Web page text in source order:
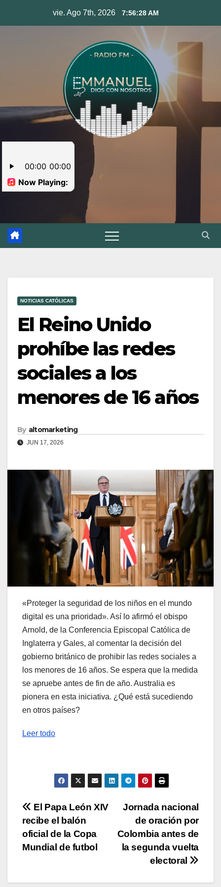
vie. Ago 7th, 2026 7:56:28 AM
NOTICIAS CATÓLICAS
El Reino Unido
prohíbe las redes
sociales a los
menores de 16 años
By altomarketing
JUN 17, 2026
«Proteger la seguridad de los niños en el mundo
digital es una prioridad». Así lo afirmó el obispo
Arnold, de la Conferencia Episcopal Católica de
Inglaterra y Gales, al comentar la decisión del
gobierno británico de prohibir las redes sociales a
los menores de 16 años. Se espera que la medida
se apruebe antes de fin de año. Australia es
pionera en esta iniciativa. ¿Qué está sucediendo
en otros países?
Leer todo
Navegación
de
entradas
Jornada nacional
de oración por
Colombia antes de
la segunda vuelta
electoral
El Papa León XIV
recibe el balón
oficial de la Copa
Mundial de futbol